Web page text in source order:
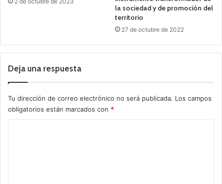
la sociedad y de promoción del
territorio
27 de octubre de 2022
Deja una respuesta
Tu dirección de correo electrónico no será publicada. Los campos
obligatorios están marcados con *